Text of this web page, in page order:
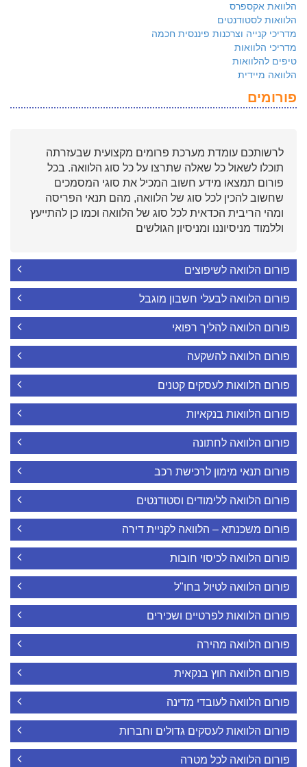
הלוואת אקספרס
הלוואות לסטודנטים
מדריכי קנייה וצרכנות פיננסית חכמה
מדריכי הלוואות
טיפים להלוואות
הלוואה מיידית
פורומים
לרשותכם עומדת מערכת פרומים מקצועית שבעזרתה
תוכלו לשאול כל שאלה שתרצו על כל סוג הלוואה. בכל
פורום תמצאו מידע חשוב המכיל את סוגי המסמכים
שחשוב להכין לכל סוג של הלוואה, מהם תנאי הפריסה
ומהי הריבית הכדאית לכל סוג של הלוואה וכמו כן להתייעץ
וללמוד מניסיוננו ומניסיון הגולשים
פורום הלוואה לשיפוצים
פורום הלוואה לבעלי חשבון מוגבל
פורום הלוואה להליך רפואי
פורום הלוואה להשקעה
פורום הלוואות לעסקים קטנים
פורום הלוואות בנקאיות
פורום הלוואה לחתונה
פורום תנאי מימון לרכישת רכב
פורום הלוואה ללימודים וסטודנטים
פורום משכנתא – הלוואה לקניית דירה
פורום הלוואה לכיסוי חובות
פורום הלוואה לטיול בחו"ל
פורום הלוואות לפרטיים ושכירים
פורום הלוואה מהירה
פורום הלוואה חוץ בנקאית
פורום הלוואה לעובדי מדינה
פורום הלוואות לעסקים גדולים וחברות
פורום הלוואה לכל מטרה